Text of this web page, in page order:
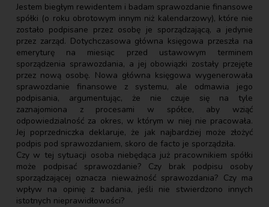
Jestem biegłym rewidentem i badam sprawozdanie finansowe
spółki (o roku obrotowym innym niż kalendarzowy), które nie
zostało podpisane przez osobę je sporządzającą, a jedynie
przez zarząd. Dotychczasowa główna księgowa przeszła na
emeryturę na miesiąc przed ustawowym terminem
sporządzenia sprawozdania, a jej obowiązki zostały przejęte
przez nową osobę. Nowa główna księgowa wygenerowała
sprawozdanie finansowe z systemu, ale odmawia jego
podpisania, argumentując, że nie czuje się na tyle
zaznajomiona z procesami w spółce, aby wziąć
odpowiedzialność za okres, w którym w niej nie pracowała.
Jej poprzedniczka deklaruje, że jak najbardziej może złożyć
podpis pod sprawozdaniem, skoro de facto je sporządziła.
Czy w tej sytuacji osoba niebędąca już pracownikiem spółki
może podpisać sprawozdanie? Czy brak podpisu osoby
sporządzającej oznacza nieważność sprawozdania? Czy ma
wpływ na opinię z badania, jeśli nie stwierdzono innych
istotnych nieprawidłowości?